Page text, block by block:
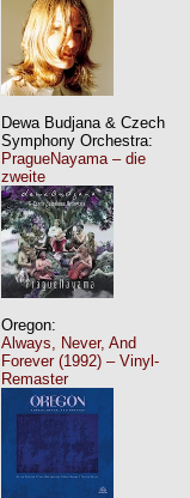
Dewa Budjana & Czech
Symphony Orchestra:
PragueNayama – die
zweite
Oregon:
Always, Never, And
Forever (1992) – Vinyl-
Remaster